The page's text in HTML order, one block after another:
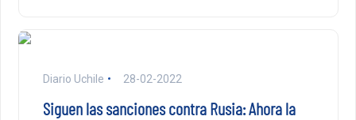
Diario Uchile 28-02-2022
Siguen las sanciones contra Rusia: Ahora la